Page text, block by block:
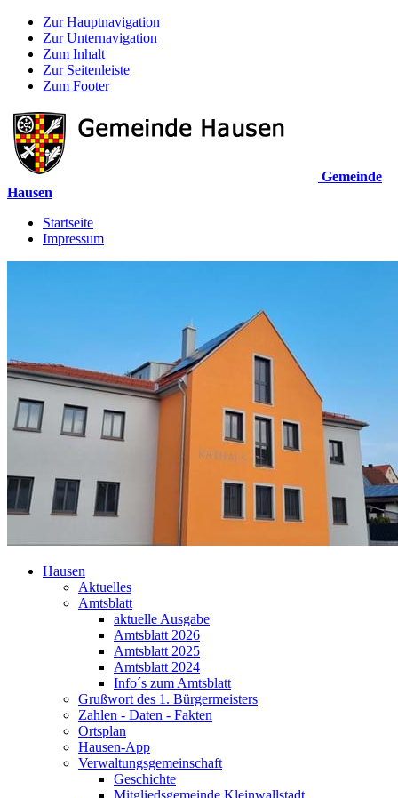
Zur Hauptnavigation
Zur Unternavigation
Zum Inhalt
Zur Seitenleiste
Zum Footer
Gemeinde
Hausen
Startseite
Impressum
Hausen
Aktuelles
Amtsblatt
aktuelle Ausgabe
Amtsblatt 2026
Amtsblatt 2025
Amtsblatt 2024
Info´s zum Amtsblatt
Grußwort des 1. Bürgermeisters
Zahlen - Daten - Fakten
Ortsplan
Hausen-App
Verwaltungsgemeinschaft
Geschichte
Mitgliedsgemeinde Kleinwallstadt